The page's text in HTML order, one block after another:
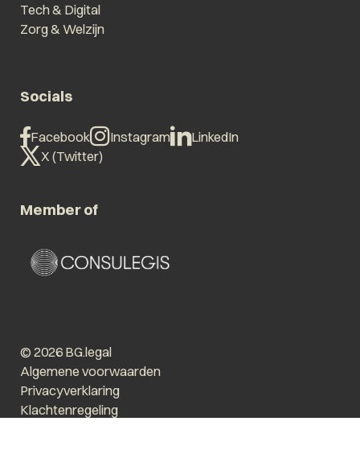
Tech & Digital
Zorg & Welzijn
Socials
Facebook Instagram
LinkedIn
X (Twitter)
Member of
© 2026 BG.legal
Algemene voorwaarden
Privacyverklaring
Klachtenregeling